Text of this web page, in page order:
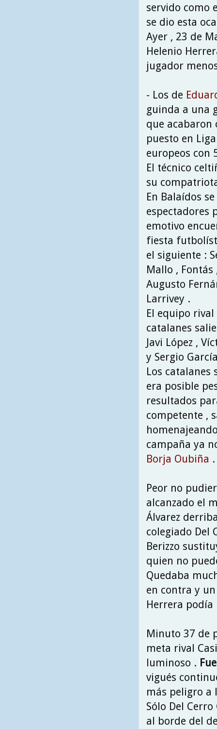
servido como
se dio esta
Ayer , 23 de
Helenio
jugador
- Los de
guinda a una
que acabaron
puesto en
europeos con
El técnico
su
En Balaídos
espectadores
emotivo
fiesta
el siguiente :
Mallo , Fontás
Augusto
Larrivey .
El equipo
catalanes
Javi López ,
y Sergio
Los catalanes
era posible
resultados
competente ,
campaña ya
Borja Oubiña .
Peor no
alcanzado el
Álvarez
colegiado Del
Berizzo
quien no
Quedaba
en contra y
Herrera podía
Minuto 37 de
meta rival
luminoso .
vigués
más peligro a
Sólo Del
al borde del